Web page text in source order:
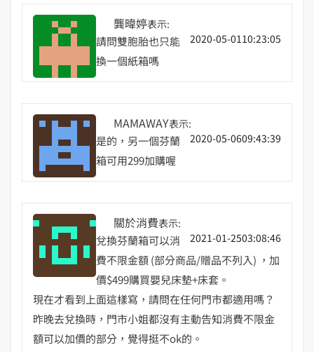
龔暐婷表示:
2020-05-0110:23:05
請問雙胞胎也只能
換一個紙箱嗎
MAMAWAY表示:
2020-05-0609:43:39
是的，另一個芬蘭
箱可用299加購喔
關於消費表示:
2021-01-2503:08:46
兌換芬蘭箱可以消
費不限金額 (部分商品/贈品不列入) ，加
價$499購買嬰兒床墊+床套。
現在才看到上面這樣寫，請問在任何門市都適用嗎？
昨晚去兌換時，門市小姐都沒有主動告知消費不限金
額可以加價的部分，覺得挺不ok的。